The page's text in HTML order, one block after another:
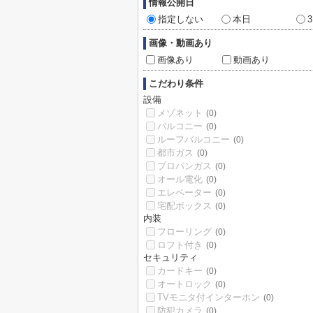
情報公開日
指定しない
本日
画像・動画あり
画像あり
動画あり
こだわり条件
設備
メゾネット
(0)
バルコニー (0)
ルーフバルコニー (0)
都市ガス (0)
プロパンガス (0)
オール電化 (0)
エレベーター (0)
宅配ボックス (0)
内装
フローリング (0)
ロフト付き (0)
セキュリティ
カードキー (0)
オートロック (0)
TVモニタ付インターホン (0)
防犯カメラ (0)